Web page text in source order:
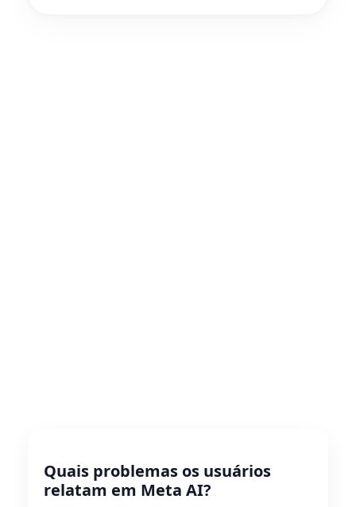
Quais problemas os usuários
relatam em Meta AI?